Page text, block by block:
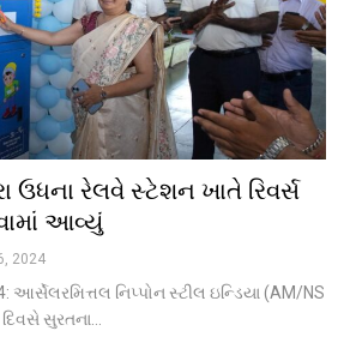
ઉધના રેલવે સ્ટેશન ખાતે રિવર્સ
આવ્યું
2024
આર્સેલરમિત્તલ નિપ્પોન સ્ટીલ ઇન્ડિયા (AM/NS
દિવસે સુરતના…